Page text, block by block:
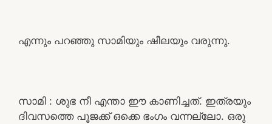
എന്നും പറഞ്ഞു സാമിയും ഷീലയും വരുന്നു.
സാമി : ശുഭ നീ എന്താ ഈ കാണിച്ചത്. ഇത്രയും
ദിവസത്തെ പൂജക്ക് ഒക്കെ ഭംഗം വന്നല്ലോ. ഒരു